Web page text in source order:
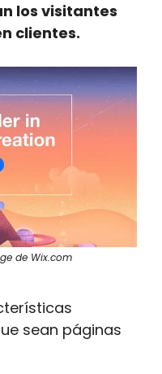
los visitantes
clientes.
de Wix.com
sean páginas